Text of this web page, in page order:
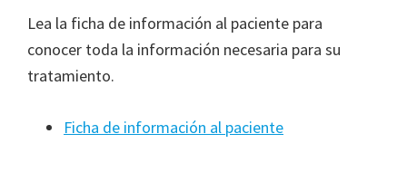
Lea la ficha de información al paciente para
conocer toda la información necesaria para su
tratamiento.
Ficha de información al paciente